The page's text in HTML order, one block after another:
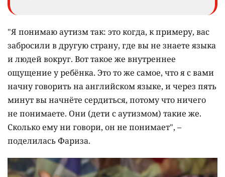
"Я понимаю аутизм так: это когда, к примеру, вас
забросили в другую страну, где вы не знаете языка
и людей вокруг. Вот такое же внутреннее
ощущение у ребёнка. Это то же самое, что я с вами
начну говорить на английском языке, и через пять
минут вы начнёте сердиться, потому что ничего
не понимаете. Они (дети с аутизмом) такие же.
Сколько ему ни говори, он не понимает", –
поделилась Фариза.